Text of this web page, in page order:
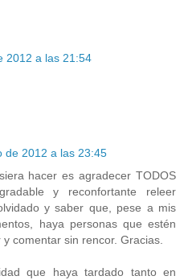
2012 a las 21:54
de 2012 a las 23:45
hacer es agradecer TODOS
y reconfortante releer
y saber que, pese a mis
haya personas que estén
comentar sin rencor. Gracias.
que haya tardado tanto en